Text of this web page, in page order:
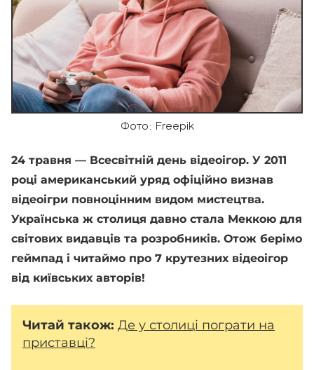
Фото: Freepik
24 травня — Всесвітній день відеоігор. У 2011
році американський уряд офіційно визнав
відеоігри повноцінним видом мистецтва.
Українська ж столиця давно стала Меккою для
світових видавців та розробників. Отож берімо
геймпад і читаймо про 7 крутезних відеоігор
від київських авторів!
Читай також: Де у столиці пограти на
приставці?